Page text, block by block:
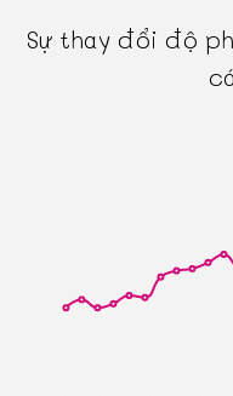
Sự thay đổi độ